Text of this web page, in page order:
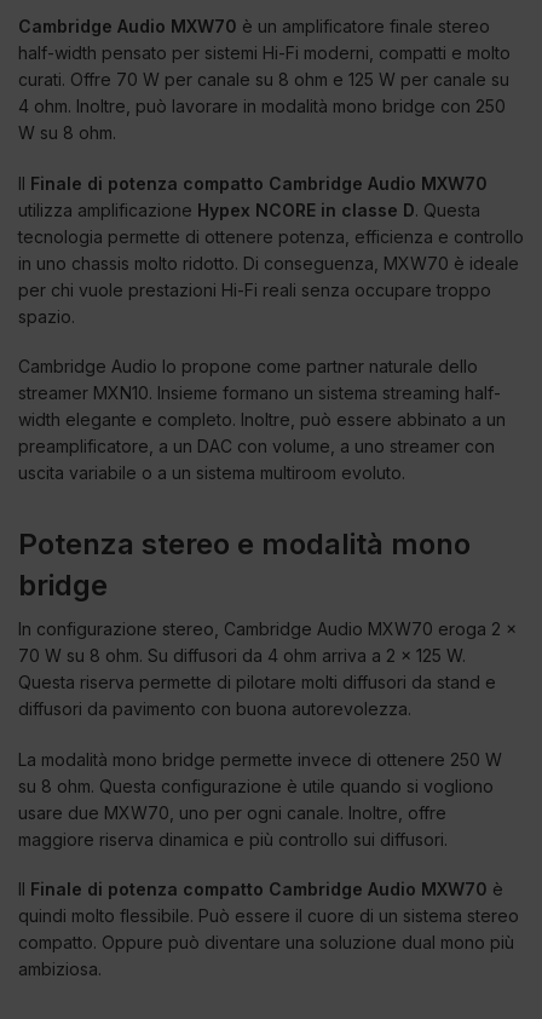
Cambridge Audio MXW70 è un amplificatore finale stereo
half-width pensato per sistemi Hi-Fi moderni, compatti e molto
curati. Offre 70 W per canale su 8 ohm e 125 W per canale su
4 ohm. Inoltre, può lavorare in modalità mono bridge con 250
W su 8 ohm.
Il Finale di potenza compatto Cambridge Audio MXW70
utilizza amplificazione Hypex NCORE in classe D. Questa
tecnologia permette di ottenere potenza, efficienza e controllo
in uno chassis molto ridotto. Di conseguenza, MXW70 è ideale
per chi vuole prestazioni Hi-Fi reali senza occupare troppo
spazio.
Cambridge Audio lo propone come partner naturale dello
streamer MXN10. Insieme formano un sistema streaming half-
width elegante e completo. Inoltre, può essere abbinato a un
preamplificatore, a un DAC con volume, a uno streamer con
uscita variabile o a un sistema multiroom evoluto.
Potenza stereo e modalità mono
bridge
In configurazione stereo, Cambridge Audio MXW70 eroga 2 x
70 W su 8 ohm. Su diffusori da 4 ohm arriva a 2 x 125 W.
Questa riserva permette di pilotare molti diffusori da stand e
diffusori da pavimento con buona autorevolezza.
La modalità mono bridge permette invece di ottenere 250 W
su 8 ohm. Questa configurazione è utile quando si vogliono
usare due MXW70, uno per ogni canale. Inoltre, offre
maggiore riserva dinamica e più controllo sui diffusori.
Il Finale di potenza compatto Cambridge Audio MXW70 è
quindi molto flessibile. Può essere il cuore di un sistema stereo
compatto. Oppure può diventare una soluzione dual mono più
ambiziosa.